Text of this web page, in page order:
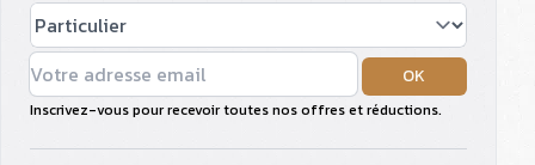
OK
Inscrivez-vous pour recevoir toutes nos offres et réductions.